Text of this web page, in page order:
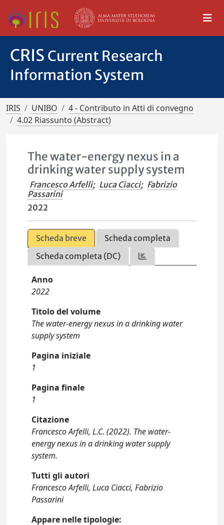
CRIS Current Research
Information System
IRIS UNIBO
4 - Contributo in Atti di convegno
4.02 Riassunto (Abstract)
The water-energy nexus in a
drinking water supply system
Francesco Arfelli; Luca Ciacci; Fabrizio
Passarini
2022
Scheda breve
Scheda completa
Scheda completa (DC)
Anno
2022
Titolo del volume
The water-energy nexus in a drinking water
supply system
Pagina iniziale
1
Pagina finale
1
Citazione
Francesco Arfelli, L.C. (2022). The water-
energy nexus in a drinking water supply
system.
Tutti gli autori
Francesco Arfelli, Luca Ciacci, Fabrizio
Passarini
Appare nelle tipologie: